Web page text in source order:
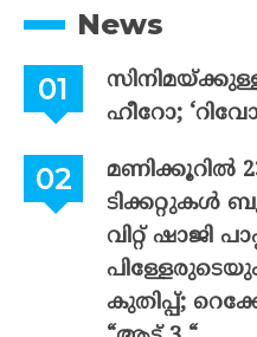
News
ഹീറോ;
മണിക്കൂറിൽ
ടിക്കറ്റുകൾ
വിറ്റ് ഷാജി
കുതിപ്പ്;